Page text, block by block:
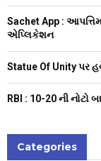
Sachet App :
એપ્લિકેશન
Statue Of Unity પર
RBI : ₹10-20 ની
Categories